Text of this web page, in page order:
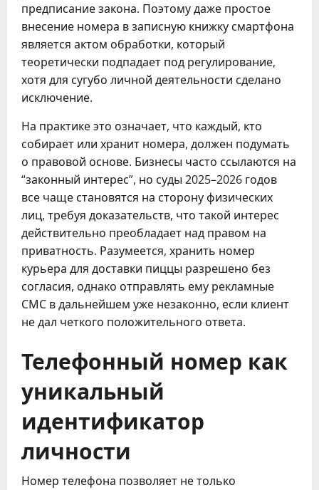
предписание закона. Поэтому даже простое
внесение номера в записную книжку смартфона
является актом обработки, который
теоретически подпадает под регулирование,
хотя для сугубо личной деятельности сделано
исключение.
На практике это означает, что каждый, кто
собирает или хранит номера, должен подумать
о правовой основе. Бизнесы часто ссылаются на
“законный интерес”, но суды 2025–2026 годов
все чаще становятся на сторону физических
лиц, требуя доказательств, что такой интерес
действительно преобладает над правом на
приватность. Разумеется, хранить номер
курьера для доставки пиццы разрешено без
согласия, однако отправлять ему рекламные
СМС в дальнейшем уже незаконно, если клиент
не дал четкого положительного ответа.
Телефонный номер как
уникальный
идентификатор
личности
Номер телефона позволяет не только